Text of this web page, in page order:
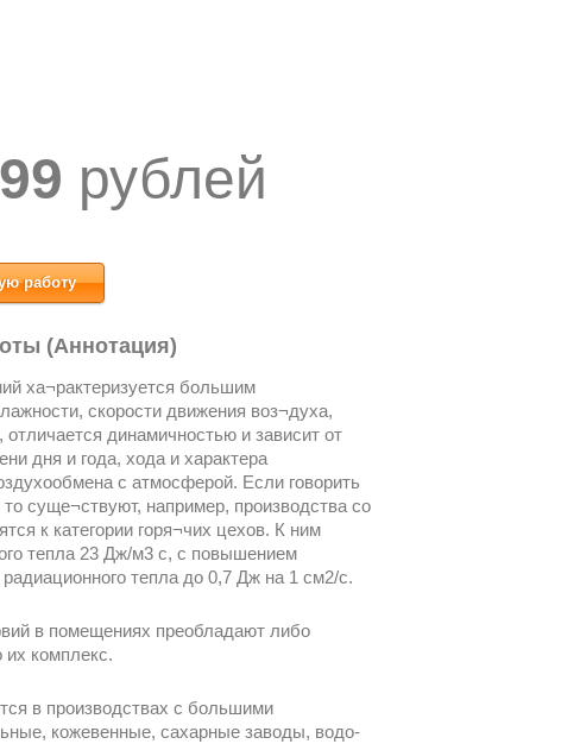
рублей
работу
(Аннотация)
ха¬рактеризуется большим
скорости движения воз¬духа,
отличается динамичностью и зависит от
дня и года, хода и характера
с атмосферой. Если говорить
суще¬ствуют, например, производства со
к категории горя¬чих цехов. К ним
тепла 23 Дж/м3 с, с повышением
тепла до 0,7 Дж на 1 см2/с.
в помещениях преобладают либо
комплекс.
в производствах с большими
кожевенные, сахарные заводы, водо-